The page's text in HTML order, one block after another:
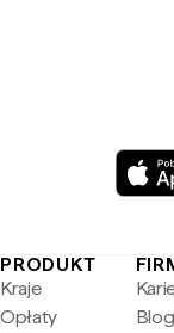
PRODUKT
Kraje
Opłaty
Blog